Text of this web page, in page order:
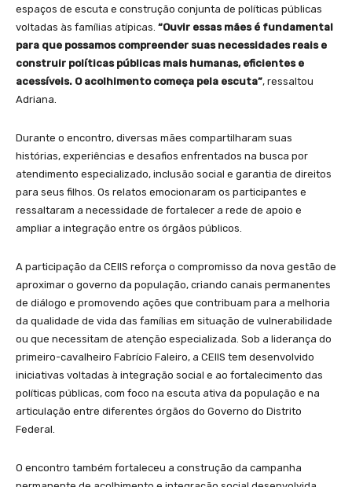
espaços de escuta e construção conjunta de políticas públicas
voltadas às famílias atípicas. “Ouvir essas mães é fundamental
para que possamos compreender suas necessidades reais e
construir políticas públicas mais humanas, eficientes e
acessíveis. O acolhimento começa pela escuta”, ressaltou
Adriana.
Durante o encontro, diversas mães compartilharam suas
histórias, experiências e desafios enfrentados na busca por
atendimento especializado, inclusão social e garantia de direitos
para seus filhos. Os relatos emocionaram os participantes e
ressaltaram a necessidade de fortalecer a rede de apoio e
ampliar a integração entre os órgãos públicos.
A participação da CEIIS reforça o compromisso da nova gestão de
aproximar o governo da população, criando canais permanentes
de diálogo e promovendo ações que contribuam para a melhoria
da qualidade de vida das famílias em situação de vulnerabilidade
ou que necessitam de atenção especializada. Sob a liderança do
primeiro-cavalheiro Fabrício Faleiro, a CEIIS tem desenvolvido
iniciativas voltadas à integração social e ao fortalecimento das
políticas públicas, com foco na escuta ativa da população e na
articulação entre diferentes órgãos do Governo do Distrito
Federal.
O encontro também fortaleceu a construção da campanha